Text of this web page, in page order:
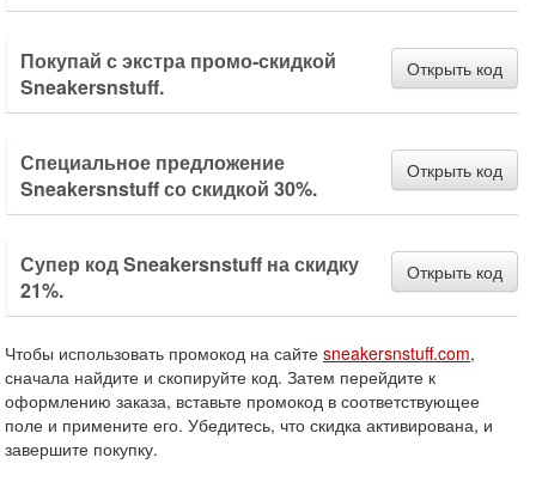
Покупай с экстра промо-скидкой
Sneakersnstuff.
Открыть код
Специальное предложение
Sneakersnstuff со скидкой 30%.
Открыть код
Супер код Sneakersnstuff на скидку
21%.
Открыть код
Чтобы использовать промокод на сайте sneakersnstuff.com,
сначала найдите и скопируйте код. Затем перейдите к
оформлению заказа, вставьте промокод в соответствующее
поле и примените его. Убедитесь, что скидка активирована, и
завершите покупку.